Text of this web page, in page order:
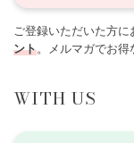
ご登録いただいた方
ント。メルマガでお得
WITH US